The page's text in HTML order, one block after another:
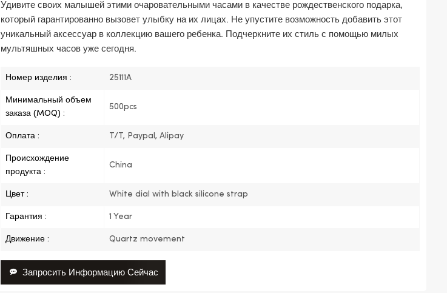
Удивите своих малышей этими очаровательными часами в качестве рождественского подарка,
который гарантированно вызовет улыбку на их лицах. Не упустите возможность добавить этот
уникальный аксессуар в коллекцию вашего ребенка. Подчеркните их стиль с помощью милых
мультяшных часов уже сегодня.
Номер изделия : 25111A
Минимальный объем
заказа (MOQ) :
500pcs
Оплата : T/T, Paypal, Alipay
Происхождение
продукта :
China
Цвет : White dial with black silicone strap
Гарантия : 1 Year
Движение : Quartz movement
Запросить Информацию Сейчас